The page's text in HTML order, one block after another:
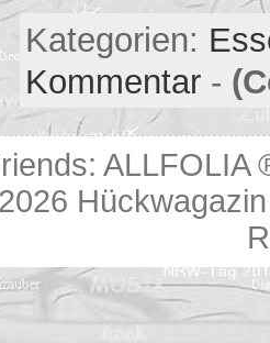
Kategorien:
Kommentar-
ALLFOLIA